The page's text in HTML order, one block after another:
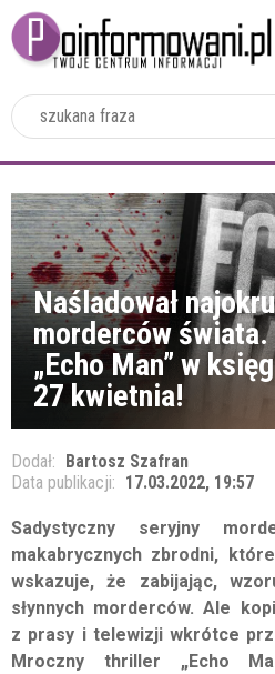
Naśladował
morderców
„Echo Man” w
27 kwietnia!
Dodał: Bartosz Szafran
Data publikacji: 17.03.2022, 19:57
Sadystyczny seryjny
makabrycznych zbrodni,
wskazuje, że zabijając,
słynnych morderców. Ale
z prasy i telewizji wkrótce
Mroczny thriller „Echo